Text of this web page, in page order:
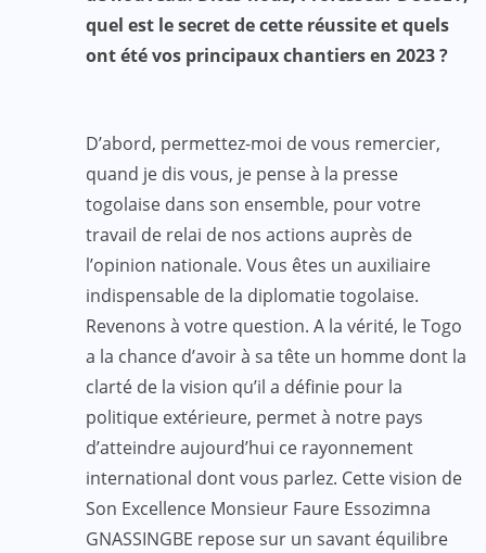
quel est le secret de cette réussite et quels
ont été vos principaux chantiers en 2023 ?
D’abord, permettez-moi de vous remercier,
quand je dis vous, je pense à la presse
togolaise dans son ensemble, pour votre
travail de relai de nos actions auprès de
l’opinion nationale. Vous êtes un auxiliaire
indispensable de la diplomatie togolaise.
Revenons à votre question. A la vérité, le Togo
a la chance d’avoir à sa tête un homme dont la
clarté de la vision qu’il a définie pour la
politique extérieure, permet à notre pays
d’atteindre aujourd’hui ce rayonnement
international dont vous parlez. Cette vision de
Son Excellence Monsieur Faure Essozimna
GNASSINGBE repose sur un savant équilibre